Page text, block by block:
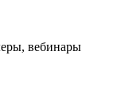
вебинары